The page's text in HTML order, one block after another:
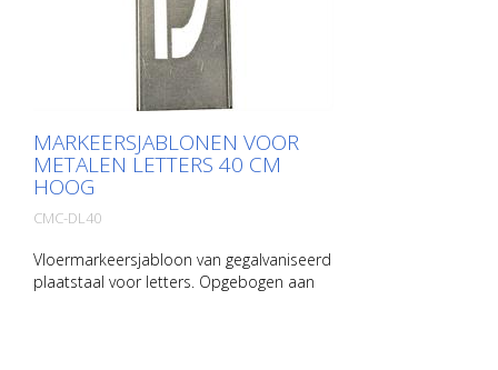
MARKEERSJABLONEN VOOR
METALEN LETTERS 40 CM
HOOG
CMC-DL40
Vloermarkeersjabloon van gegalvaniseerd
plaatstaal voor letters. Opgebogen aan